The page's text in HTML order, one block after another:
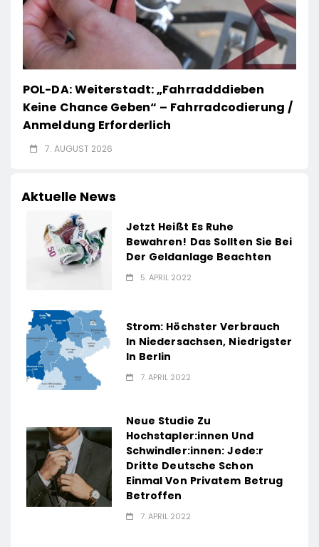
POL-DA: Weiterstadt: „Fahrradddieben
Keine Chance Geben“ – Fahrradcodierung /
Anmeldung Erforderlich
7. AUGUST 2026
Aktuelle News
Jetzt Heißt Es Ruhe
Bewahren! Das Sollten Sie Bei
Der Geldanlage Beachten
5. APRIL 2022
Strom: Höchster Verbrauch
In Niedersachsen, Niedrigster
In Berlin
7. APRIL 2022
Neue Studie Zu
Hochstapler:innen Und
Schwindler:innen: Jede:r
Dritte Deutsche Schon
Einmal Von Privatem Betrug
Betroffen
7. APRIL 2022